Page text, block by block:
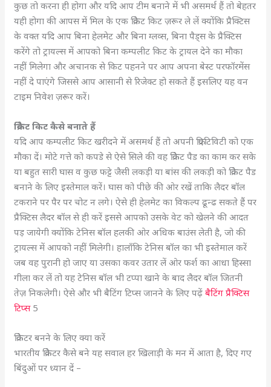
कुछ तो करना ही होगा और यदि आप टीम बनाने में भी असमर्थ हैं तो बेहतर
यही होगा की आपस में मिल के एक क्रिकेट किट ज़रूर ले लें क्योंकि प्रैक्टिस
के वक्त यदि आप बिना हेलमेट और बिना ग्लव्स, बिना पैड्स के प्रैक्टिस
करेंगे तो ट्रायल्स में आपको बिना कम्पलीट किट के ट्रायल देने का मौका
नहीं मिलेगा और अचानक से किट पहनने पर आप अपना बेस्ट परफॉरमेंस
नहीं दे पाएंगे जिससे आप आसानी से रिजेक्ट हो सकते हैं इसलिए यह वन
टाइम निवेश ज़रूर करें।
क्रिकेट किट कैसे बनाते हैं
यदि आप कम्पलीट किट खरीदने में असमर्थ हैं तो अपनी क्रिएटिविटी को एक
मौका दें। मोटे गत्ते को कपडे से ऐसे सिले की वह क्रिकेट पैड का काम कर सके
या बहुत सारी घास व कुछ फट्टे जैसी लकड़ी या बांस की लकड़ी को क्रिकेट पैड
बनाने के लिए इस्तेमाल करें। घास को पीछे की ओर रखें ताकि लैदर बॉल
टकराने पर पैर पर चोट न लगे। ऐसे ही हेलमेट का विकल्प ढून्ढ सकते हैं पर
प्रैक्टिस लैदर बॉल से ही करें इससे आपको उसके वेट को खेलने की आदत
पड़ जायेगी क्योंकि टेनिस बॉल हलकी ओर अधिक बाउंस लेती है, जो की
ट्रायल्स में आपको नहीं मिलेगी। हालाँकि टेनिस बॉल का भी इस्तेमाल करें
जब वह पुरानी हो जाए या उसका कवर उतार लें ओर फर्श का आधा हिस्सा
गीला कर लें तो यह टेनिस बॉल भी टप्पा खाने के बाद लैदर बॉल जितनी
तेज़ निकलेगी। ऐसे और भी बैटिंग टिप्स जानने के लिए पढ़ेंबैटिंग प्रैक्टिस
टिप्स5
क्रिकेटर बनने के लिए क्या करें
भारतीय क्रिकेटर कैसे बने यह सवाल हर खिलाड़ी के मन में आता है, दिए गए
बिंदुओं पर ध्यान दें –